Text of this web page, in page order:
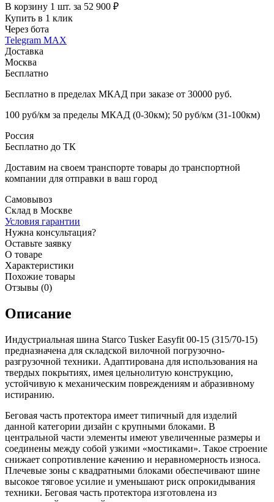
В корзину 1 шт. за 52 900 ₽
Купить в 1 клик
Через бота
Telegram MAX
Доставка
Москва
Бесплатно
Бесплатно в пределах МКАД при заказе от 30000 руб.
100 руб/км за пределы МКАД (0-30км); 50 руб/км (31-100км)
Россия
Бесплатно до ТК
Доставим на своем транспорте товары до транспортной
компании для отправки в ваш город
Самовывоз
Склад в Москве
Условия гарантии
Нужна консультация?
Оставьте заявку
О товаре
Характеристики
Похожие товары
Отзывы (0)
Описание
Индустриальная шина Starco Tusker Easyfit 00-15 (315/70-15)
предназначена для складской вилочной погрузочно-
разгрузочной техники. Адаптирована для использования на
твердых покрытиях, имея цельнолитую конструкцию,
устойчивую к механическим повреждениям и абразивному
истиранию.
Беговая часть протектора имеет типичный для изделий
данной категории дизайн с крупными блоками. В
центральной части элементы имеют увеличенные размеры и
соединены между собой узкими «мостиками». Такое строение
снижает сопротивление качению и неравномерность износа.
Плечевые зоны с квадратными блоками обеспечивают шине
высокое тяговое усилие и уменьшают риск опрокидывания
техники. Беговая часть протектора изготовлена из